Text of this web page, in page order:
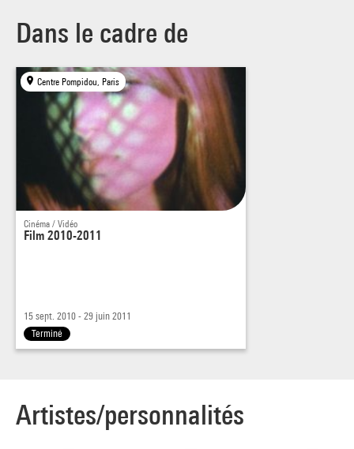
Mothlight, de Stan Brakhage, 1963, 4’
A Tribute to John Cage, Nam June Paik, 1973, 60'
Dans le cadre de
Centre Pompidou, Paris
Cinéma / Vidéo
Film 2010-2011
15 sept. 2010 - 29 juin 2011
Terminé
Artistes/personnalités